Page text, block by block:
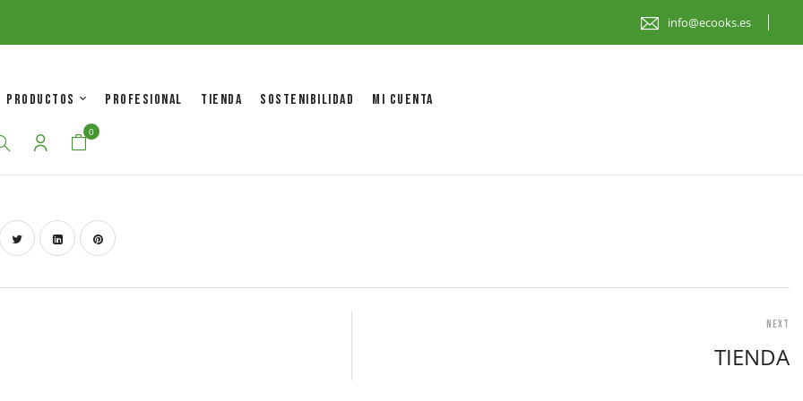
info@ecooks.es
PRODUCTOS PROFESIONAL TIENDA SOSTENIBILIDAD MI CUENTA
0 casa/#
Next
TIENDA